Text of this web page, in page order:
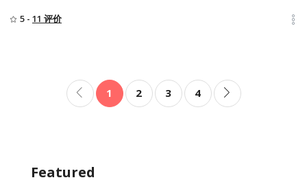
5 - 11 评价
1 2 3 4
Featured